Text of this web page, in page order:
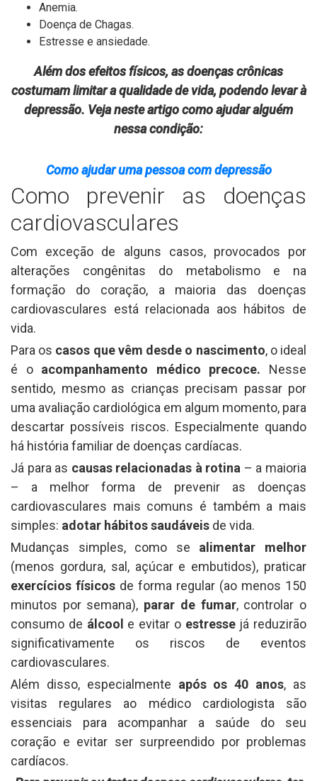
Anemia.
Doença de Chagas.
Estresse e ansiedade.
Além dos efeitos físicos, as doenças crônicas
costumam limitar a qualidade de vida, podendo levar à
depressão. Veja neste artigo como ajudar alguém
nessa condição:
Como ajudar uma pessoa com depressão
Como prevenir as doenças
cardiovasculares
Com exceção de alguns casos, provocados por
alterações congênitas do metabolismo e na
formação do coração, a maioria das doenças
cardiovasculares está relacionada aos hábitos de
vida.
Para os casos que vêm desde o nascimento, o ideal
é o acompanhamento médico precoce. Nesse
sentido, mesmo as crianças precisam passar por
uma avaliação cardiológica em algum momento, para
descartar possíveis riscos. Especialmente quando
há história familiar de doenças cardíacas.
Já para as causas relacionadas à rotina – a maioria
– a melhor forma de prevenir as doenças
cardiovasculares mais comuns é também a mais
simples: adotar hábitos saudáveis de vida.
Mudanças simples, como se alimentar melhor
(menos gordura, sal, açúcar e embutidos), praticar
exercícios físicos de forma regular (ao menos 150
minutos por semana), parar de fumar, controlar o
consumo de álcool e evitar o estressejá reduzirão
significativamente os riscos de eventos
cardiovasculares.
Além disso, especialmente após os 40 anos, as
visitas regulares ao médico cardiologista são
essenciais para acompanhar a saúde do seu
coração e evitar ser surpreendido por problemas
cardíacos.